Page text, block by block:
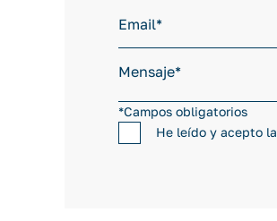
*Campos obligatorios
He leído y acepto la